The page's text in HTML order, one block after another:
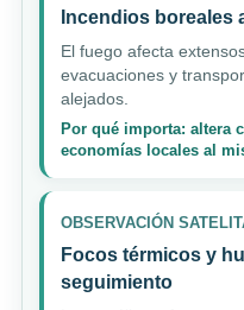
Incendios boreales
El fuego afecta
evacuaciones y
alejados.
Por qué importa: altera
economías locales al
OBSERVACIÓN
Focos térmicos y
seguimiento